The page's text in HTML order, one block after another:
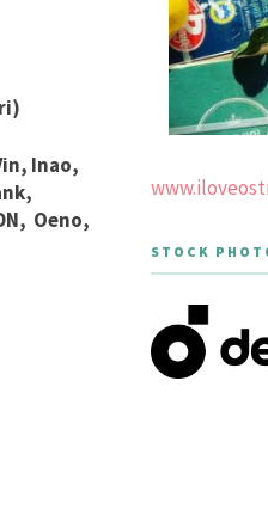
Inao,
Oeno,
STOCK